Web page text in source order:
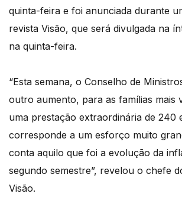
quinta-feira e foi anunciada durante
revista Visão, que será divulgada na
na quinta-feira.
“Esta semana, o Conselho de
outro aumento, para as famílias mais
uma prestação extraordinária de 240
corresponde a um esforço muito
conta aquilo que foi a evolução da
segundo semestre”, revelou o chefe
Visão.